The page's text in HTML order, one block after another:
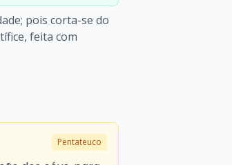
pois corta-se do
feita com
Pentateuco